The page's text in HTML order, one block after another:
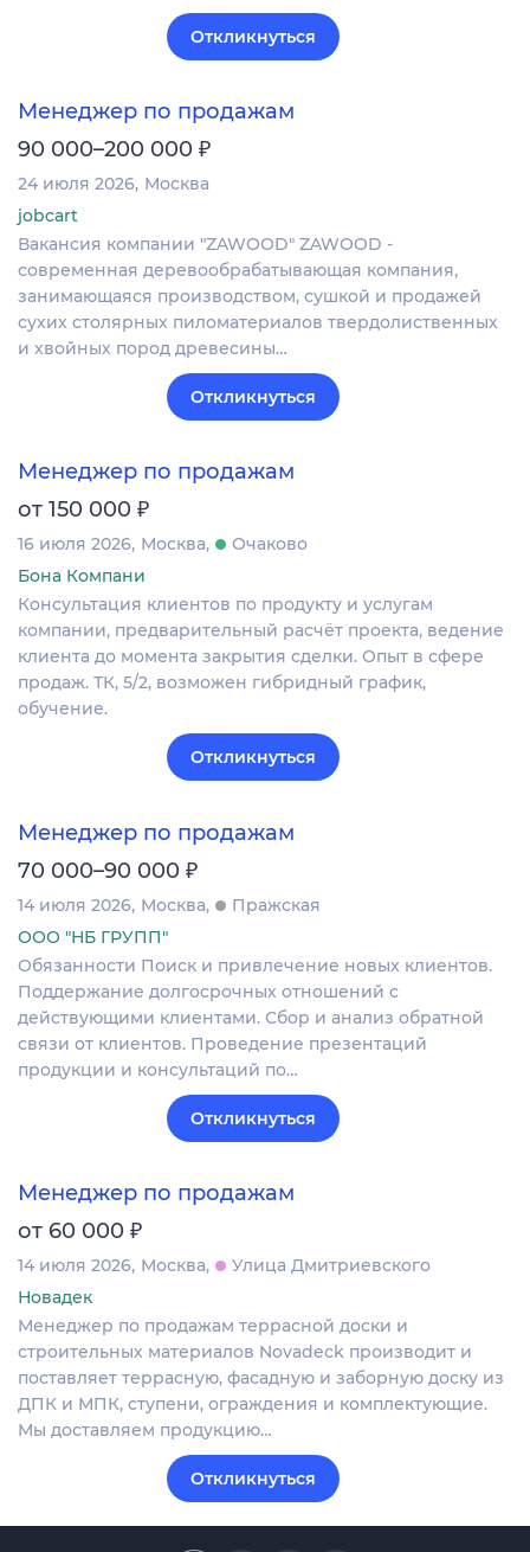
Откликнуться
Менеджер по продажам
90 000–200 000 ₽
24 июля 2026 Москва
jobcart
Вакансия компании "ZAWOOD" ZAWOOD -
современная деревообрабатывающая компания,
занимающаяся производством, сушкой и продажей
сухих столярных пиломатериалов твердолиственных
и хвойных пород древесины…
Откликнуться
Менеджер по продажам
от 150 000 ₽
16 июля 2026 Москва
Очаково
Бона Компани
Консультация клиентов по продукту и услугам
компании, предварительный расчёт проекта, ведение
клиента до момента закрытия сделки. Опыт в сфере
продаж. ТК, 5/2, возможен гибридный график,
обучение.
Откликнуться
Менеджер по продажам
70 000–90 000 ₽
14 июля 2026 Москва
Пражская
ООО "НБ ГРУПП"
Обязанности Поиск и привлечение новых клиентов.
Поддержание долгосрочных отношений с
действующими клиентами. Сбор и анализ обратной
связи от клиентов. Проведение презентаций
продукции и консультаций по…
Откликнуться
Менеджер по продажам
от 60 000 ₽
14 июля 2026 Москва
Улица Дмитриевского
Новадек
Менеджер по продажам террасной доски и
строительных материалов Novadeck производит и
поставляет террасную, фасадную и заборную доску из
ДПК и МПК, ступени, ограждения и комплектующие.
Мы доставляем продукцию…
Откликнуться